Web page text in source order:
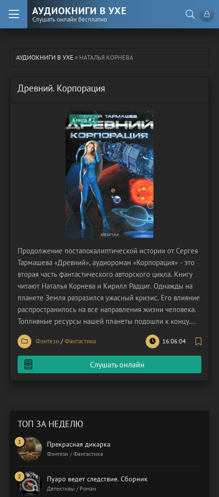
АУДИОКНИГИ В УХЕ
Слушать онлайн бесплатно
АУДИОКНИГИ В УХЕ» НАТАЛЬЯ КОРНЕВА
Древний. Корпорация
Книга #2
Продолжение постапокалиптической истории от Сергея
Тармашева «Древний», аудиороман «Корпорация» - это
вторая часть фантастического авторского цикла. Книгу
читают Наталья Корнева и Кирилл Радциг. Однажды на
планете Земля разразился ужасный кризис. Его влияние
распространилось на все направления жизни человека.
Топливные ресурсы нашей планеты подошли к концу.
Люди не придумали ничего лучше, кроме как развязать
очередную войну за право распоряжаться последними
залежами нефти, обнаруженными на
Фэнтези /Фантастика 16:06:04
Слушать онлайн
ТОП ЗА НЕДЕЛЮ
Прекрасная дикарка
Фэнтези / Фантастика
Пуаро ведет следствие. Сборник
Детективы / Роман